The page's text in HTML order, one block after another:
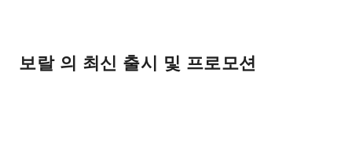
보랄 의 최신 출시 및 프로모션